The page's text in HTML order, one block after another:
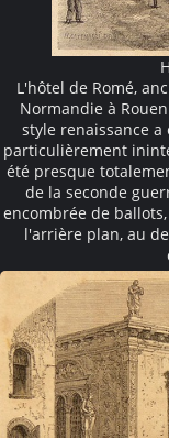
L'hôtel de Romé,
Normandie à
style renaissance
particulièrement
été presque
de la seconde
encombrée de
l'arrière plan, au